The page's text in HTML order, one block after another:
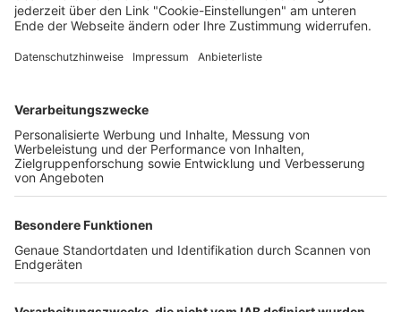
Freiburger Wochenbericht
Der Wochenbericht
wurde zum 31. Juli 2026
eingestellt.